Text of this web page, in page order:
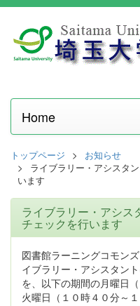
Home
トップページ
お知らせ
ライブラリー・アシスタ
います
ライブラリー・アシス
チェックを行います
図書館ラーニングコモン
イブラリー・アシスタン
を、以下の期間の月曜日
火曜日（１０時４０分～